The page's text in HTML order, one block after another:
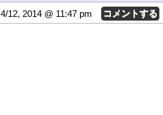
4/12, 2014 @ 11:47 pm コメントする